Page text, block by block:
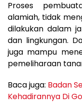
Proses
alamiah, tidak
dilakukan dalam
dan lingkungan.
juga mampu
pemeliharaan
Baca juga: Badan
Kehadirannya Di